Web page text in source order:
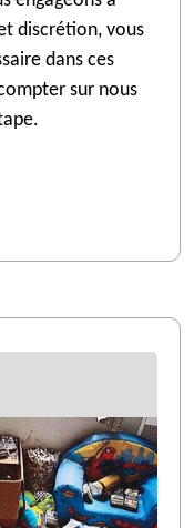
discrétion, vous
dans ces
sur nous